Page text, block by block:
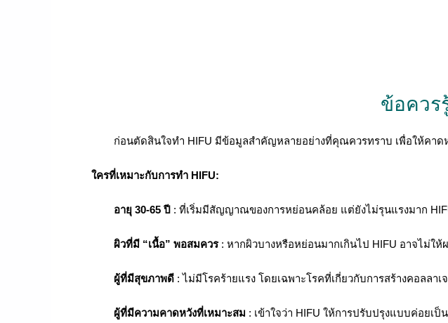
ข้อควร
ก่อนตัดสินใจทำ HIFU มีข้อมูลสำคัญหลายอย่างที่คุณควรทราบ เพื่อให้คาดห
ใครที่เหมาะกับการทำ HIFU:
อายุ 30-65 ปี : ที่เริ่มมีสัญญาณของการหย่อนคล้อย แต่ยังไม่รุนแรงมาก
ผิวที่มี “เนื้อ” พอสมควร: หากผิวบางหรือหย่อนมากเกินไป HIFU อาจไม่ใ
ผู้ที่มีสุขภาพดี : ไม่มีโรคร้ายแรง โดยเฉพาะโรคที่เกี่ยวกับการสร้างคอลลา
ผู้ที่มีความคาดหวังที่เหมาะสม : เข้าใจว่า HIFU ให้การปรับปรุงแบบค่อย